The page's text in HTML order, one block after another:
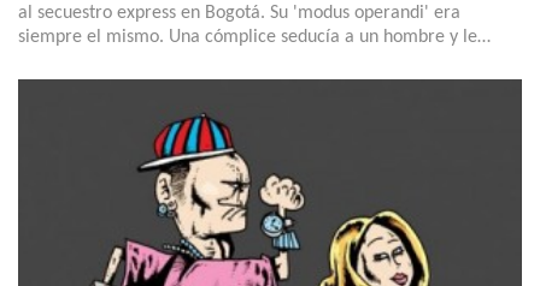
al secuestro express en Bogotá. Su 'modus operandi' era
siempre el mismo. Una cómplice seducía a un hombre y le…